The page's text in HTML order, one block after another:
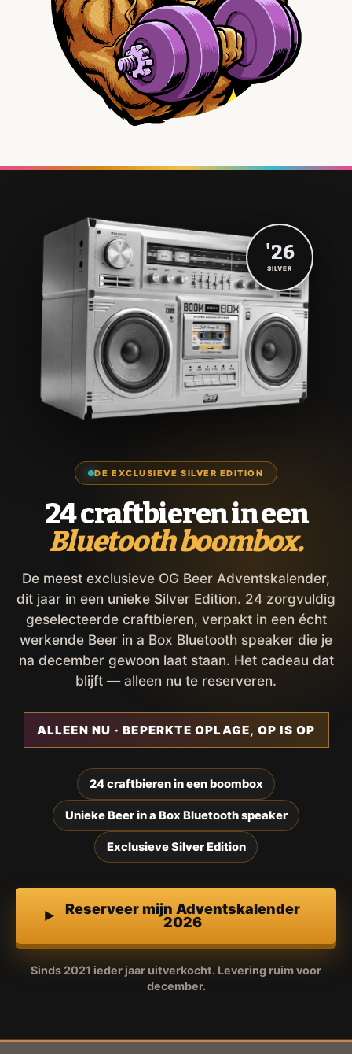
DE EXCLUSIEVE SILVER EDITION
24 craftbieren in een
Bluetooth boombox.
De meest exclusieve OG Beer Adventskalender,
dit jaar in een unieke Silver Edition. 24 zorgvuldig
geselecteerde craftbieren, verpakt in een écht
werkende Beer in a Box Bluetooth speaker die je
na december gewoon laat staan. Het cadeau dat
blijft — alleen nu te reserveren.
ALLEEN NU · BEPERKTE OPLAGE, OP IS OP
24 craftbieren in een boombox
Unieke Beer in a Box Bluetooth speaker
Exclusieve Silver Edition
Reserveer mijn Adventskalender
2026
Sinds 2021 ieder jaar uitverkocht. Levering ruim voor
december.
'26
SILVER